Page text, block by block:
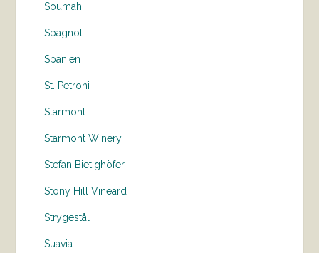
Soumah
Spagnol
Spanien
St. Petroni
Starmont
Starmont Winery
Stefan Bietighöfer
Stony Hill Vineard
Strygestål
Suavia